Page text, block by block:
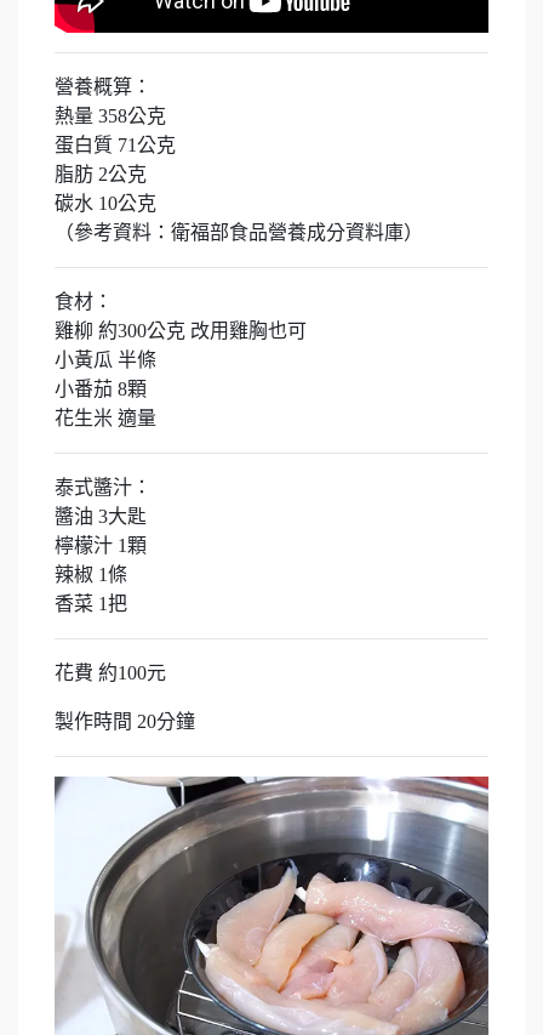
營養概算：
熱量 358公克
蛋白質 71公克
脂肪 2公克
碳水 10公克
（參考資料：衛福部食品營養成分資料庫）
食材：
雞柳 約300公克 改用雞胸也可
小黃瓜 半條
小番茄 8顆
花生米 適量
泰式醬汁：
醬油 3大匙
檸檬汁 1顆
辣椒 1條
香菜 1把
花費 約100元
製作時間 20分鐘